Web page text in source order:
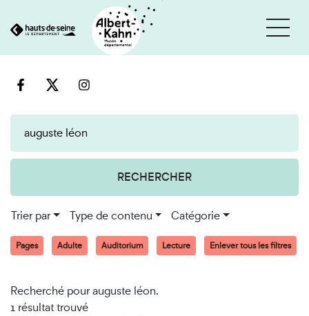
au
RECHERCHER
Trier par Type de contenu Catégorie
Pages Adulte Auditorium Lecture Enlever tous les filtres
Recherché pour auguste léon.
1 résultat trouvé
Cookies et traceurs utilisés sur ce site